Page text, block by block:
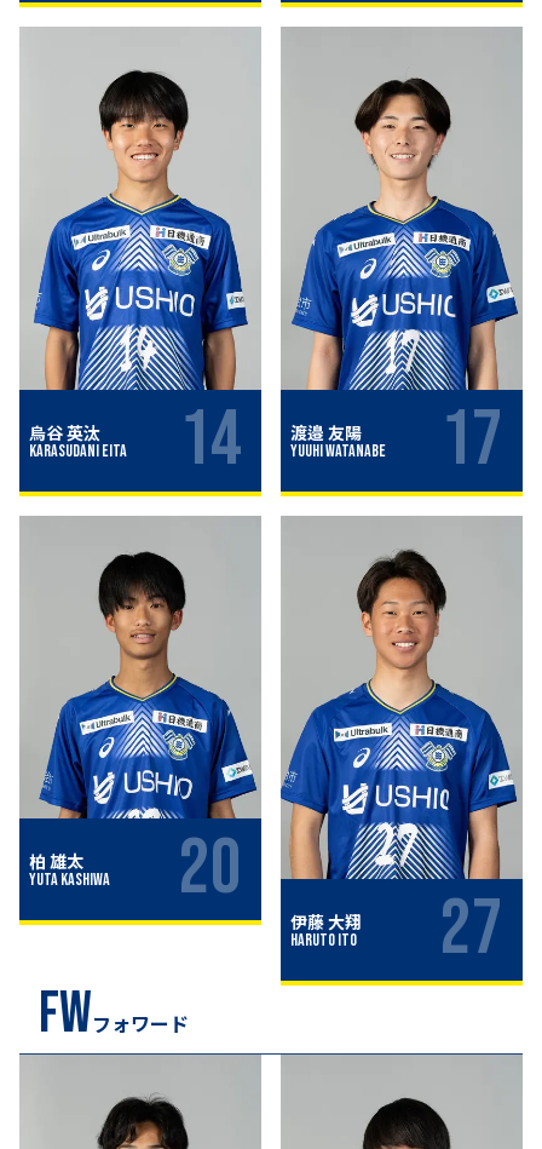
烏谷 英汰
Karasudani Eita 14 渡邉 友陽
Yuuhi Watanabe 17
柏 雄太
Yuta Kashiwa 20
伊藤 大翔
Haruto Ito 27
FWフォワード